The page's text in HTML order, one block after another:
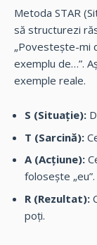
Metoda STAR
să structurezi
„Povestește-mi
exemplu de…”.
exemple reale.
S (Situație):
T (Sarcină):
A (Acțiune):
folosește „eu”.
R (Rezultat):
poți.